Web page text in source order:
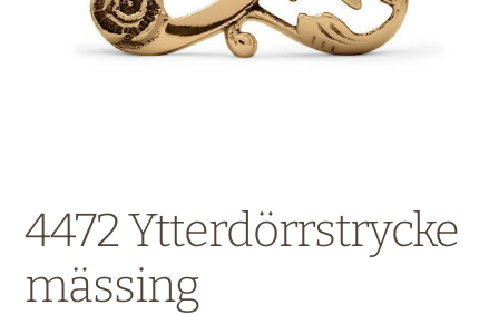
4472 Ytterdörrstrycke
mässing